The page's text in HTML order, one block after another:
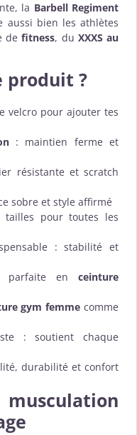
la Barbell Regiment
aussi bien les athlètes
defitness, du XXXS au
produit ?
velcro pour ajouter tes
: maintien ferme et
résistante et scratch
sobre et style affirmé
tailles pour toutes les
: stabilité et
enceinture
gym femme comme
: soutient chaque
durabilité et confort